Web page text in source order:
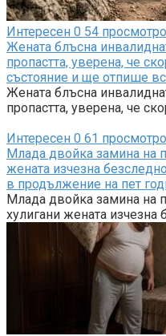
Интересен 0 54
Жената блъсна
пропастта, уверена, че
състояние и ще отпише
Жената блъсна
пропастта, уверена, че
Интересен 0 61
Млада двойка замина на
жената изчезна
в продължение на пет
Млада двойка замина на
хулигани жената изчезна